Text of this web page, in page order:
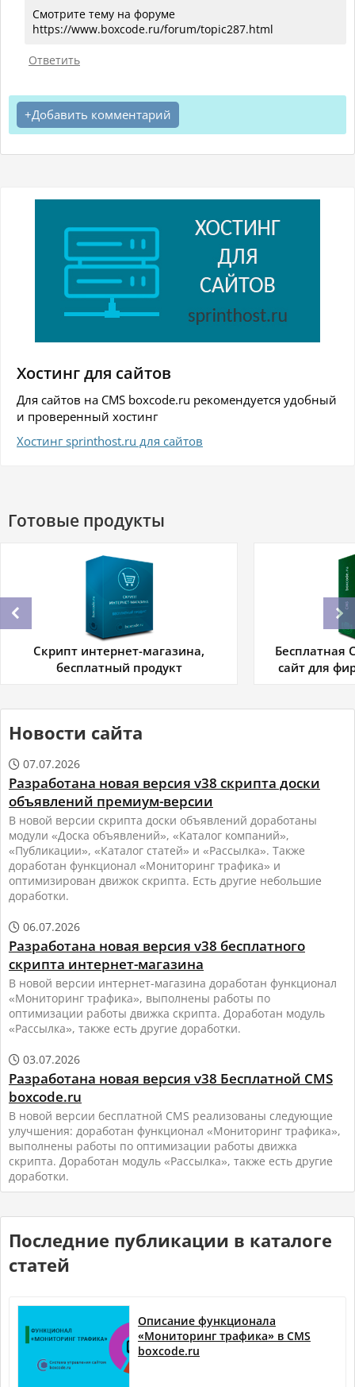
Смотрите тему на форуме
https://www.boxcode.ru/forum/topic287.html
Ответить
Добавить комментарий
Хостинг для сайтов
Для сайтов на CMS boxcode.ru рекомендуется удобный
и проверенный хостинг
Хостинг sprinthost.ru для сайтов
Готовые продукты
Скрипт интернет-магазина,
бесплатный продукт
Бесплатная
сайт для
Новости сайта
 07.07.2026
Разработана новая версия v38 скрипта доски
объявлений премиум-версии
В новой версии скрипта доски объявлений доработаны
модули «Доска объявлений», «Каталог компаний»,
«Публикации», «Каталог статей» и «Рассылка». Также
доработан функционал «Мониторинг трафика» и
оптимизирован движок скрипта. Есть другие небольшие
доработки.
 06.07.2026
Разработана новая версия v38 бесплатного
скрипта интернет-магазина
В новой версии интернет-магазина доработан функционал
«Мониторинг трафика», выполнены работы по
оптимизации работы движка скрипта. Доработан модуль
«Рассылка», также есть другие доработки.
 03.07.2026
Разработана новая версия v38 Бесплатной CMS
boxcode.ru
В новой версии бесплатной CMS реализованы следующие
улучшения: доработан функционал «Мониторинг трафика»,
выполнены работы по оптимизации работы движка
скрипта. Доработан модуль «Рассылка», также есть другие
доработки.
Последние публикации в каталоге
статей
Описание функционала
«Мониторинг трафика» в CMS
boxcode.ru